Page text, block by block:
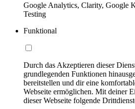
Google Analytics, Clarity, Google
Testing
Funktional
Durch das Akzeptieren dieser
grundlegenden Funktionen
bereitstellen und dir eine
Webseite ermöglichen. Mit deiner
dieser Webseite folgende